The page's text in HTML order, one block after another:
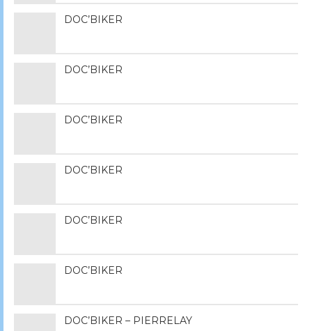
DOC’BIKER
DOC’BIKER
DOC’BIKER
DOC’BIKER
DOC’BIKER
DOC’BIKER
DOC’BIKER – PIERRELAY